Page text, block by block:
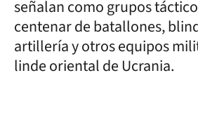
señalan como grupos
centenar de batallones,
artillería y otros equipos
linde oriental de Ucrania.